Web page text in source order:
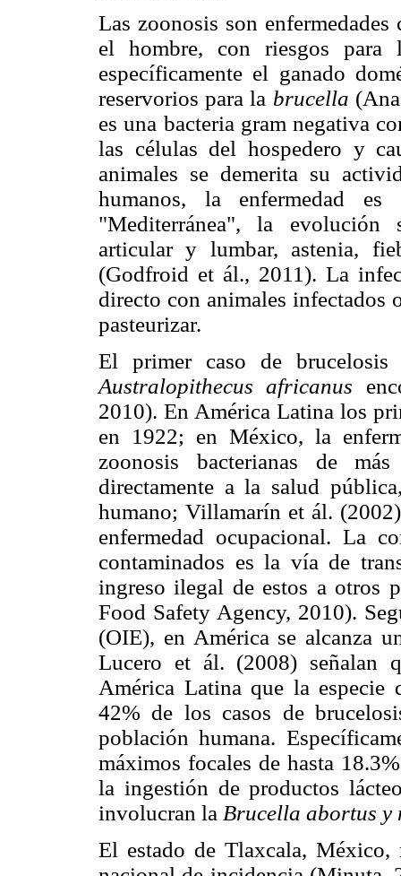
Las zoonosis son
el hombre, con riesgos
específicamente el ganado
reservorios para la brucella
es una bacteria gram negativa
las células del hospedero y
animales se demerita su
humanos, la enfermedad
"Mediterránea", la evolución
articular y lumbar, astenia,
(Godfroid et ál., 2011). La
directo con animales infectados
pasteurizar.
El primer caso de
Australopithecus africanus
2010). En América Latina los
en 1922; en México, la
zoonosis bacterianas de
directamente a la salud
humano; Villamarín et ál.
enfermedad ocupacional. La
contaminados es la vía de
ingreso ilegal de estos a otros
Food Safety Agency, 2010).
(OIE), en América se alcanza
Lucero et ál. (2008) señalan
América Latina que la especie
42% de los casos de
población humana.
máximos focales de hasta
la ingestión de productos
involucran la Brucella abortus y
El estado de Tlaxcala,